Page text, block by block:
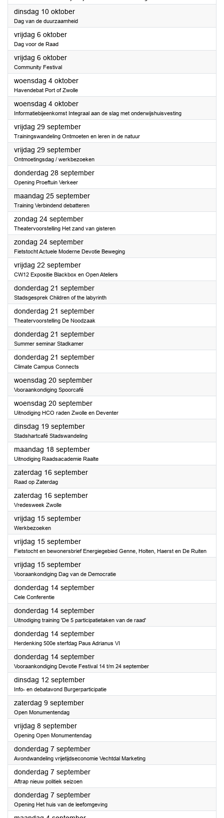
dinsdag 10 oktober2023
Dag van de duurzaamheid
vrijdag 6 oktober2023
Dag voor de Raad
vrijdag 6 oktober2023
Community Festival
woensdag 4 oktober2023
Havendebat Port of Zwolle
woensdag 4 oktober2023
Informatiebijeenkomst Integraal aan de slag met onderwijshuisvesting
vrijdag 29 september2023
Trainingswandeling Ontmoeten en leren in de natuur
vrijdag 29 september2023
Ontmoetingsdag / werkbezoeken
donderdag 28 september2023
Opening Proeftuin Verkeer
maandag 25 september2023
Training Verbindend debatteren
zondag 24 september2023
Theatervoorstelling Het zand van gisteren
zondag 24 september2023
Fietstocht Actuele Moderne Devotie Beweging
vrijdag 22 september2023
CW12 Expositie Blackbox en Open Ateliers
donderdag 21 september2023
Stadsgesprek Children of the labyrinth
donderdag 21 september2023
Theatervoorstelling De Noodzaak
donderdag 21 september2023
Summer seminar Stadkamer
donderdag 21 september2023
Climate Campus Connects
woensdag 20 september2023
Vooraankondiging Spoorcafé
woensdag 20 september2023
Uitnodiging HCO raden Zwolle en Deventer
dinsdag 19 september2023
Stadshartcafé Stadswandeling
maandag 18 september2023
Uitnodiging Raadsacademie Raalte
zaterdag 16 september2023
Raad op Zaterdag
zaterdag 16 september2023
Vredesweek Zwolle
vrijdag 15 september2023
Werkbezoeken
vrijdag 15 september2023
Fietstocht en bewonersbrief Energiegebied Genne, Holten, Haerst en De Ruiten
vrijdag 15 september2023
Vooraankondiging Dag van de Democratie
donderdag 14 september2023
Cele Conferentie
donderdag 14 september2023
Uitnodiging training 'De 5 participatietaken van de raad'
donderdag 14 september2023
Herdenking 500e sterfdag Paus Adrianus VI
donderdag 14 september2023
Vooraankondiging Devotie Festival 14 t/m 24 september
dinsdag 12 september2023
Info- en debatavond Burgerparticipatie
zaterdag 9 september2023
Open Monumentendag
vrijdag 8 september2023
Opening Open Monumentendag
donderdag 7 september2023
Avondwandeling vrijetijdseconomie Vechtdal Marketing
donderdag 7 september2023
Aftrap nieuw politiek seizoen
donderdag 7 september2023
Opening Het huis van de leefomgeving